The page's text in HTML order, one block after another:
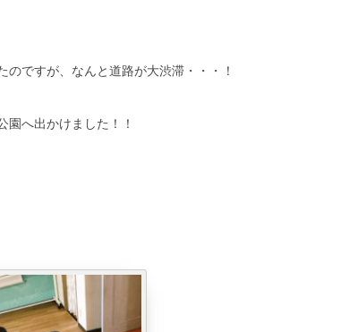
ですが、なんと道路が大渋滞・・・！
園へ出かけました！！